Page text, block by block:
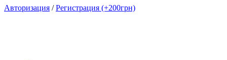
Авторизация /Регистрация (+200грн)